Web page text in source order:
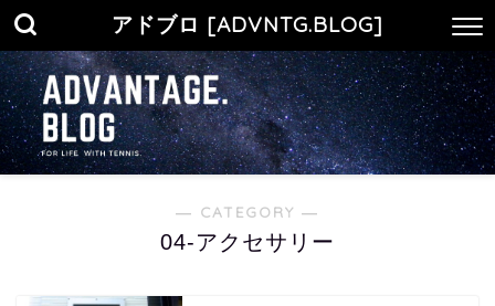
アドブロ [ADVNTG.BLOG]
― CATEGORY ―
04-アクセサリー